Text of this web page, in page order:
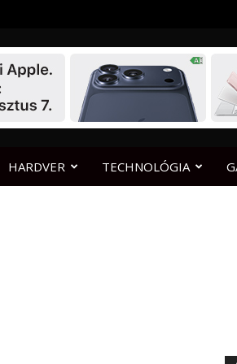
HARDVER TECHNOLÓGIA